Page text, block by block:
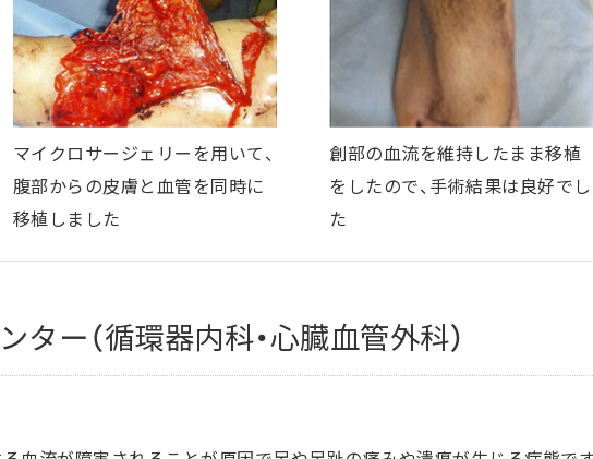
マイクロサージェリーを用いて、
腹部からの皮膚と血管を同時に
移植しました
創部の血流を維持したまま移植
をしたので、手術結果は良好でし
た
ー（循環器内科・心臓血管外科）